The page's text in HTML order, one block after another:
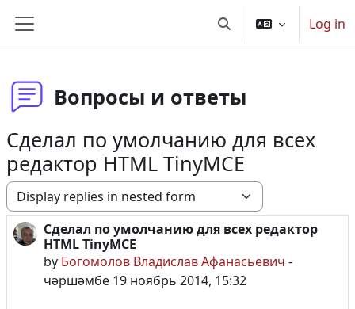
Side panel Toggle search input
Log in
Вопросы и ответы
Сделал по умолчанию для всех
редактор HTML TinyMCE
Display mode
Сделал по умолчанию для всех редактор
HTML TinyMCE
by Богомолов Владислав Афанасьевич -
чәршәмбе 19 ноябрь 2014, 15:32
Number of replies: 0